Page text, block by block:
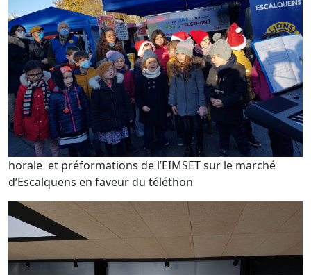
horale et préformations de l’EIMSET sur le marché
d’Escalquens en faveur du téléthon